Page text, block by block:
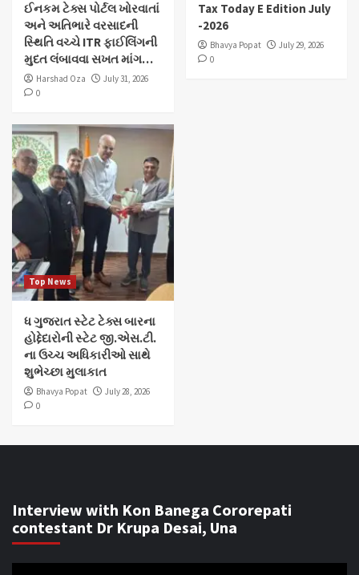
ઈનકમ ટેક્સ પોર્ટલ ખોરવાતાં
અને અતિભારે વરસાદની
સ્થિતિ વચ્ચે ITR ફાઈલિંગની
મુદત લંબાવવા સખત માંગ…
Harshad Oza
July 31, 2026
0
Tax Today E Edition July
-2026
Bhavya Popat
July 29, 2026
0
Top News
ધ ગુજરાત સ્ટેટ ટેક્સ બારના
હોદ્દેદારોની સ્ટેટ જી.એસ.ટી.
ના ઉચ્ચ અધિકારીઓ સાથે
શુભેચ્છા મુલાકાત
Bhavya Popat
July 28, 2026
0
Interview with Kon Banega Cororepati
contestant Dr Krupa Desai, Una